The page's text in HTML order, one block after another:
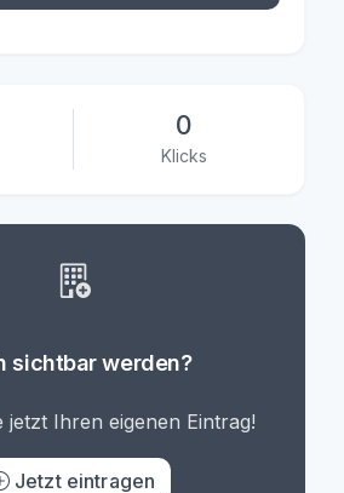
0
Klicks
sichtbar werden?
jetzt Ihren eigenen Eintrag!
Jetzt eintragen